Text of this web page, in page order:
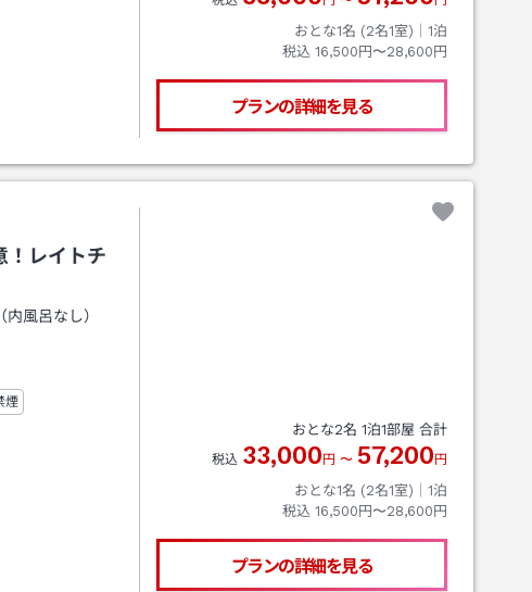
おとな1名 (2名1室)｜ 1泊
税込 16,500円〜28,600円
プランの詳細を見る
！レイトチ
風呂なし）
ト
煙
おとな2名 1泊1部屋 合計
税込 33,000円 〜 57,200円
おとな1名 (2名1室)｜ 1泊
税込 16,500円〜28,600円
プランの詳細を見る